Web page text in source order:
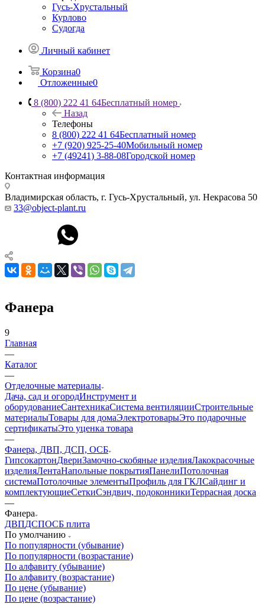
Гусь-Хрустальный
Курлово
Судогда
Личный кабинет
Корзина0
Отложенные0
8 (800) 222 41 64Бесплатный номер
Назад
Телефоны
8 (800) 222 41 64Бесплатный номер
+7 (920) 925-25-40Мобильный номер
+7 (49241) 3-88-08Городской номер
Контактная информация
Владимирская область, г. Гусь-Хрустальный, ул. Некрасова 50
33@object-plant.ru
Фанера
9
Главная
—
Каталог
—
Отделочные материалы
Дача, сад и огородИнструмент и
оборудованиеСантехникаСистема вентиляцииСтроительные
материалыТовары для домаЭлектротоварыЭто подарочные
сертификатыЭто уценка товара
—
Фанера, ДВП, ДСП, ОСБ
ГипсокартонДвериЗамочно-скобяные изделияЛакокрасочные
изделияЛентаНапольные покрытияПанелиПотолочная
системаПотолочные элементыПрофиль для ГКЛСайдинг и
комплектующиеСеткиСэндвич, подоконникиТеррасная доска
—
Фанера
ДВПДСПОСБ плита
По умолчанию
По популярности (убывание)
По популярности (возрастание)
По алфавиту (убывание)
По алфавиту (возрастание)
По цене (убывание)
По цене (возрастание)